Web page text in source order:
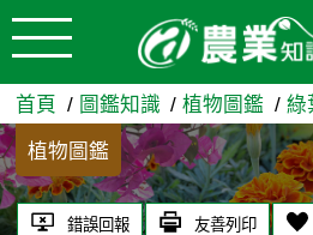
跳到主要內容
送春花 - 農業知
首頁 圖鑑知識 植物圖鑑 綠
植物圖鑑
錯誤回報 友善列印